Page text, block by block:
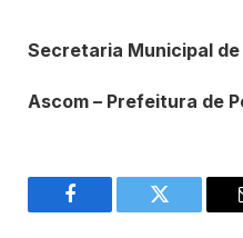
Secretaria Municipal de
Ascom – Prefeitura de
Facebook Twitter